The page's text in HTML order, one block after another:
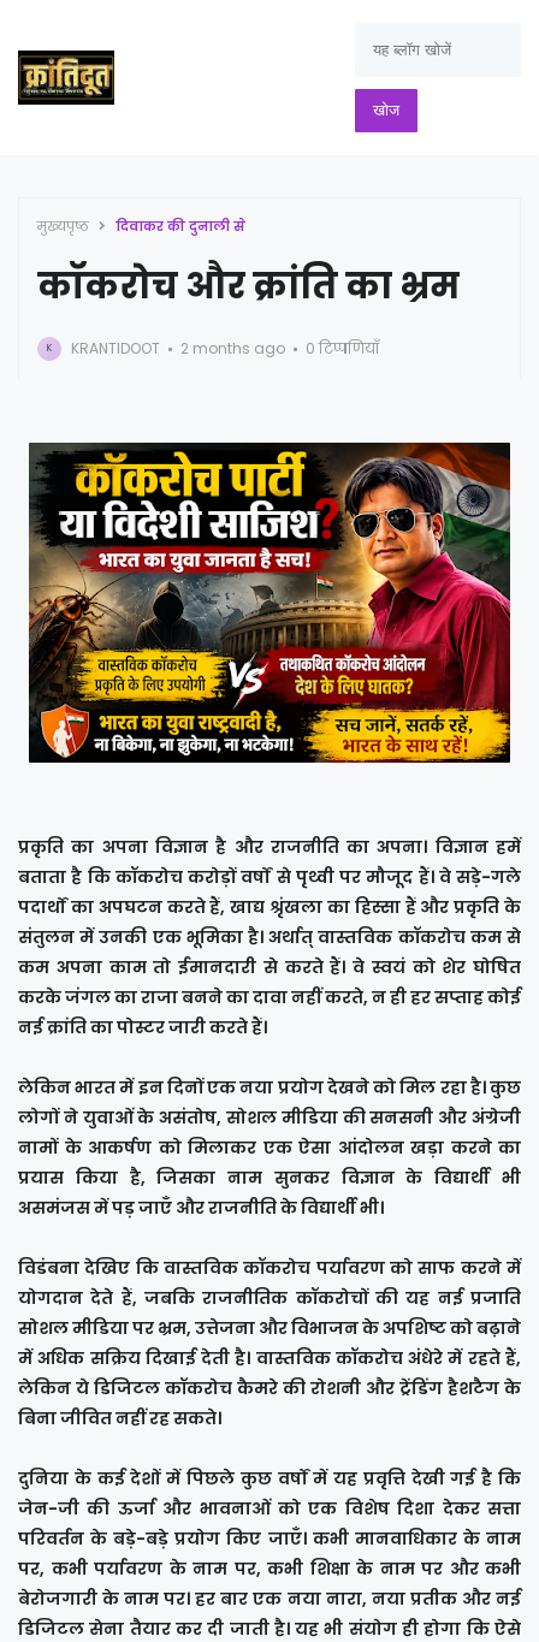
मुख्यपृष्ठ दिवाकर की दुनाली से
कॉकरोच और क्रांति का भ्रम
K KRANTIDOOT 2 months ago 0 टिप्पणियाँ
प्रकृति का अपना विज्ञान है और राजनीति का अपना। विज्ञान हमें
बताता है कि कॉकरोच करोड़ों वर्षों से पृथ्वी पर मौजूद हैं। वे सड़े-गले
पदार्थों का अपघटन करते हैं, खाद्य श्रृंखला का हिस्सा हैं और प्रकृति के
संतुलन में उनकी एक भूमिका है। अर्थात् वास्तविक कॉकरोच कम से
कम अपना काम तो ईमानदारी से करते हैं। वे स्वयं को शेर घोषित
करके जंगल का राजा बनने का दावा नहीं करते, न ही हर सप्ताह कोई
नई क्रांति का पोस्टर जारी करते हैं।
लेकिन भारत में इन दिनों एक नया प्रयोग देखने को मिल रहा है। कुछ
लोगों ने युवाओं के असंतोष, सोशल मीडिया की सनसनी और अंग्रेजी
नामों के आकर्षण को मिलाकर एक ऐसा आंदोलन खड़ा करने का
प्रयास किया है, जिसका नाम सुनकर विज्ञान के विद्यार्थी भी
असमंजस में पड़ जाएँ और राजनीति के विद्यार्थी भी।
विडंबना देखिए कि वास्तविक कॉकरोच पर्यावरण को साफ करने में
योगदान देते हैं, जबकि राजनीतिक कॉकरोचों की यह नई प्रजाति
सोशल मीडिया पर भ्रम, उत्तेजना और विभाजन के अपशिष्ट को बढ़ाने
में अधिक सक्रिय दिखाई देती है। वास्तविक कॉकरोच अंधेरे में रहते हैं,
लेकिन ये डिजिटल कॉकरोच कैमरे की रोशनी और ट्रेंडिंग हैशटैग के
बिना जीवित नहीं रह सकते।
दुनिया के कई देशों में पिछले कुछ वर्षों में यह प्रवृत्ति देखी गई है कि
जेन-जी की ऊर्जा और भावनाओं को एक विशेष दिशा देकर सत्ता
परिवर्तन के बड़े-बड़े प्रयोग किए जाएँ। कभी मानवाधिकार के नाम
पर, कभी पर्यावरण के नाम पर, कभी शिक्षा के नाम पर और कभी
बेरोजगारी के नाम पर। हर बार एक नया नारा, नया प्रतीक और नई
डिजिटल सेना तैयार कर दी जाती है। यह भी संयोग ही होगा कि ऐसे